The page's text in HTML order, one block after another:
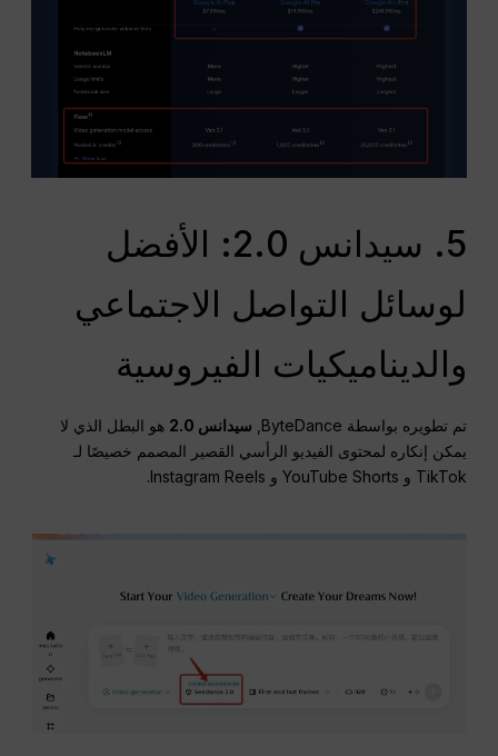
5. سيدانس 2.0: الأفضل
لوسائل التواصل الاجتماعي
والديناميكيات الفيروسية
تم تطويره بواسطة ByteDance, سيدانس 2.0
هو البطل الذي لا
يمكن إنكاره لمحتوى الفيديو الرأسي القصير المصمم خصيصًا لـ
TikTok و YouTube Shorts و Instagram Reels.